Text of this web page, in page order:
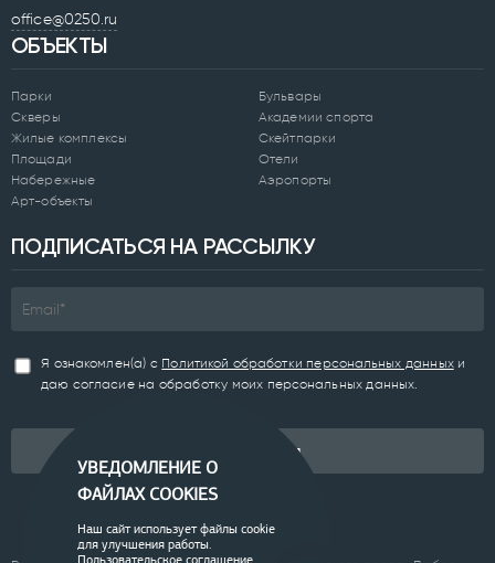
office@0250.ru
ОБЪЕКТЫ
Парки
Скверы
Жилые комплексы
Площади
Набережные
Арт-объекты
Бульвары
Академии спорта
Скейтпарки
Отели
Аэропорты
ПОДПИСАТЬСЯ НА РАССЫЛКУ
Я ознакомлен(а) с Политикой обработки персональных данныхи
даю согласие на обработку моих персональных данных.
Подписаться
УВЕДОМЛЕНИЕ О
ФАЙЛАХ COOKIES
Наш сайт использует файлы cookie
для улучшения работы.